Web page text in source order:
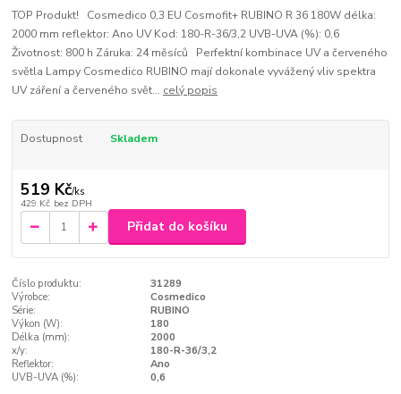
TOP Produkt! Cosmedico 0,3 EU Cosmofit+ RUBINO R 36 180W délka:
2000 mm reflektor: Ano UV Kod: 180-R-36/3,2 UVB-UVA (%): 0,6
Životnost: 800 h Záruka: 24 měsíců Perfektní kombinace UV a červeného
světla Lampy Cosmedico RUBINO mají dokonale vyvážený vliv spektra
UV záření a červeného svět... celý popis
Dostupnost Skladem
519 Kč/ks
429 Kč bez DPH
Přidat do košíku
Číslo produktu:
31289
Výrobce:
Cosmedico
Série:
RUBINO
Výkon (W):
180
Délka (mm):
2000
x/y:
180-R-36/3,2
Reflektor:
Ano
UVB-UVA (%):
0,6